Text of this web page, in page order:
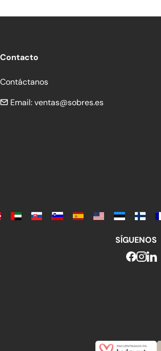
Contacto
Contáctanos
Email:ventas@sobres.es
SÍGUENOS